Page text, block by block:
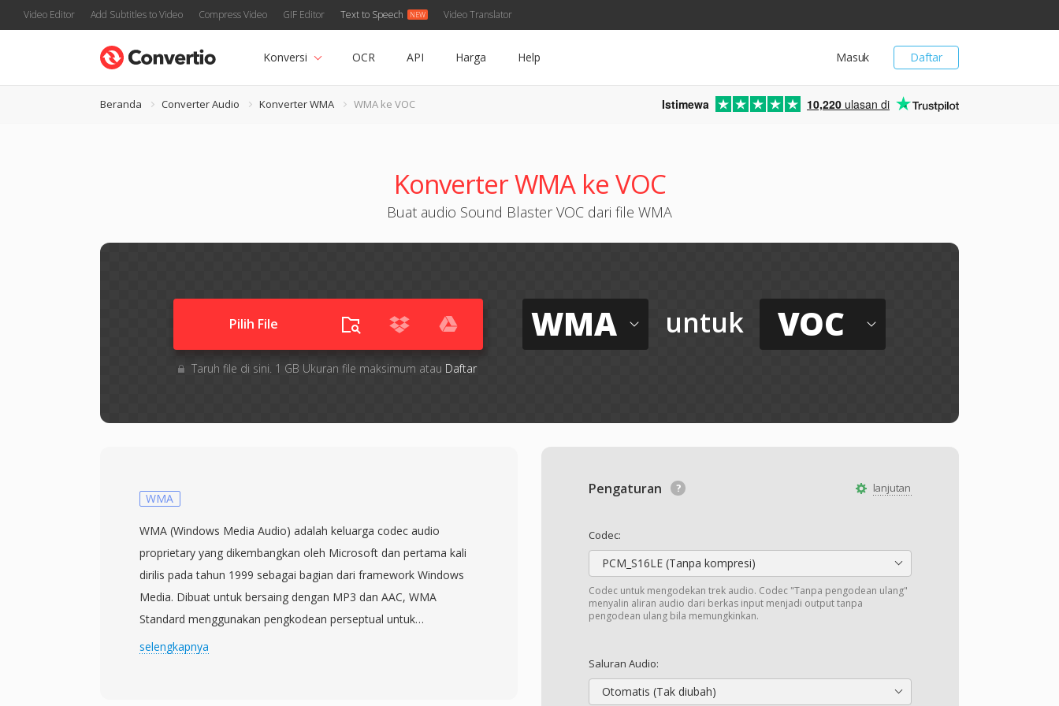
Video Editor Add Subtitles to Video Compress Video GIF Editor Text to Speech Video Translator
Daftar
Masuk
Konversi OCR API Harga Help
Beranda Converter Audio Konverter WMA WMA ke VOC Istimewa 10,220 ulasan di
Konverter WMA ke VOC
Buat audio Sound Blaster VOC dari file WMA
Pilih File
Taruh file di sini. 1 GB Ukuran file maksimum atau Daftar
WMA untuk VOC
lanjutan
Pengaturan
Codec:
PCM_S16LE (Tanpa kompresi)
Codec untuk mengodekan trek audio. Codec "Tanpa pengodean ulang"
menyalin aliran audio dari berkas input menjadi output tanpa
pengodean ulang bila memungkinkan.
Saluran Audio:
Otomatis (Tak diubah)
WMA
WMA (Windows Media Audio) adalah keluarga codec audio
proprietary yang dikembangkan oleh Microsoft dan pertama kali
dirilis pada tahun 1999 sebagai bagian dari framework Windows
Media. Dibuat untuk bersaing dengan MP3 dan AAC, WMA
Standard menggunakan pengkodean perseptual untuk
menghasilkan apa yang diklaim Microsoft sebagai kualitas
selengkapnya